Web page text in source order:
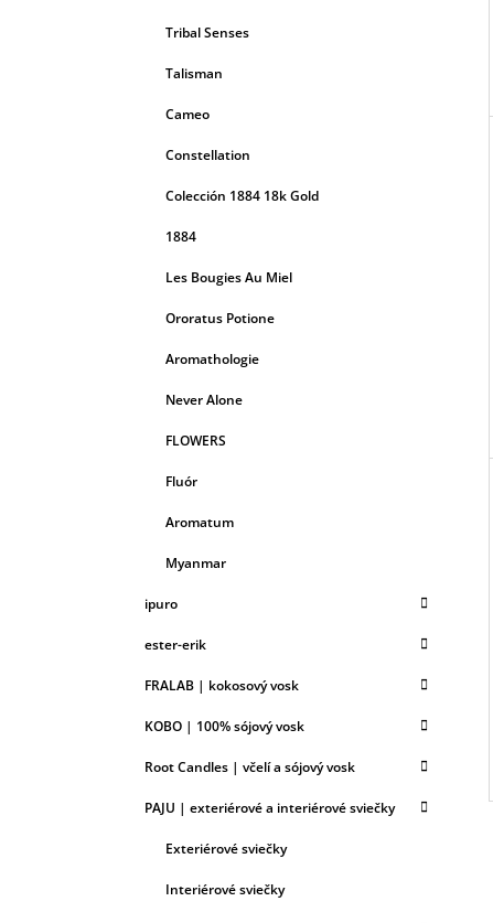
Tribal Senses
Talisman
Cameo
Constellation
Colección 1884 18k Gold
1884
Les Bougies Au Miel
Ororatus Potione
Aromathologie
Never Alone
FLOWERS
Fluór
Aromatum
Myanmar
ipuro
ester-erik
FRALAB | kokosový vosk
KOBO | 100% sójový vosk
Root Candles | včelí a sójový vosk
PAJU | exteriérové a interiérové sviečky
Exteriérové sviečky
Interiérové sviečky